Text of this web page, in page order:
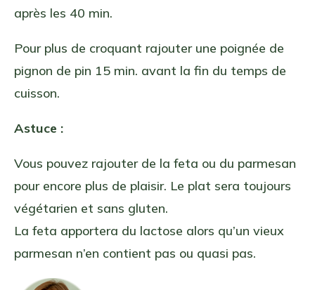
après les 40 min.
Pour plus de croquant rajouter une poignée de
pignon de pin 15 min. avant la fin du temps de
cuisson.
Astuce :
Vous pouvez rajouter de la feta ou du parmesan
pour encore plus de plaisir. Le plat sera toujours
végétarien et sans gluten.
La feta apportera du lactose alors qu’un vieux
parmesan n’en contient pas ou quasi pas.